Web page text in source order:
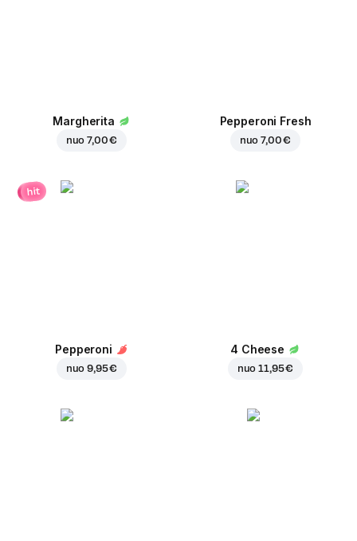
Margherita
nuo7,00 €
Pepperoni Fresh
nuo7,00 €
hit
Pepperoni
nuo9,95 €
4 Cheese
nuo11,95 €